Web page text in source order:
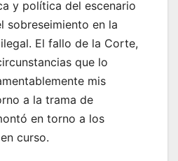
y política del escenario
sobreseimiento en la
El fallo de la Corte,
que lo
mis
a la trama de
en torno a los
curso.